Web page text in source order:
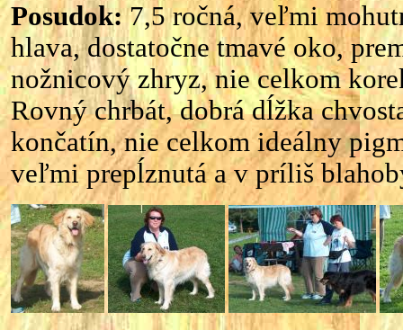
Posudok: 7,5 ročná, veľmi
hlava, dostatočne tmavé oko,
nožnicový zhryz, nie celkom
Rovný chrbát, dobrá dĺžka
končatín, nie celkom ideálny
veľmi prepĺznutá a v príliš